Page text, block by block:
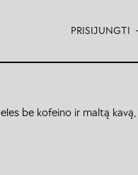
PRISIJUNGTI
be kofeino ir maltą